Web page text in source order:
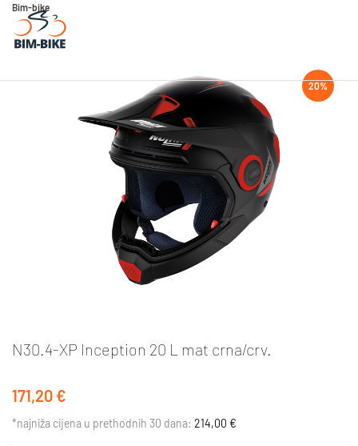
Bim-bike
20%
N30.4-XP Inception 20 L mat crna/crv.
171,20 €
*najniža cijena u prethodnih 30 dana: 214,00 €